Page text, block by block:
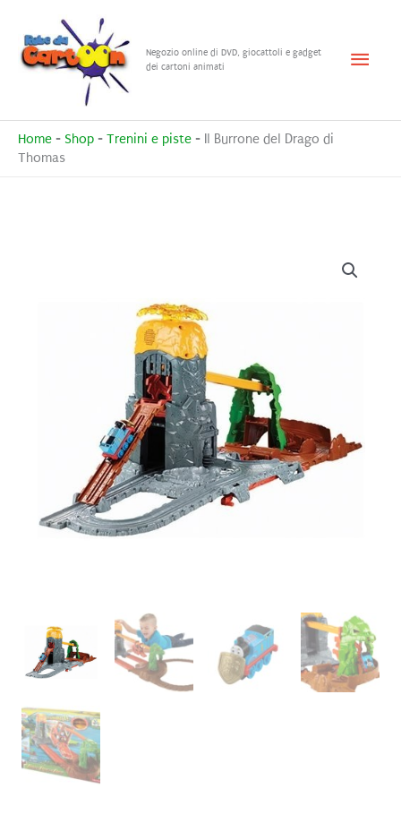
contenuto
Negozio online di DVD, giocattoli e gadget
dei cartoni animati
Menu
Home - Shop - Trenini e piste -
Il Burrone del Drago di
Thomas